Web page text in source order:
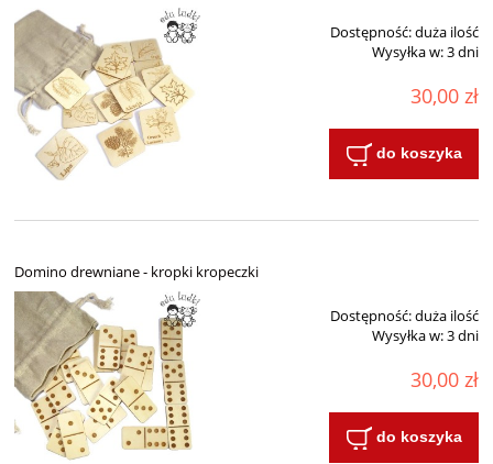
Dostępność:duża ilość
Wysyłka w:3 dni
30,00 zł
do koszyka
Domino drewniane - kropki kropeczki
Dostępność:duża ilość
Wysyłka w:3 dni
30,00 zł
do koszyka